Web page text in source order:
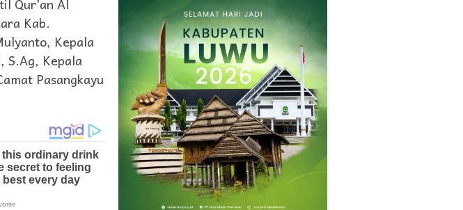
Kab.
Kepala
S.Ag, Kepala
Pasangkayu